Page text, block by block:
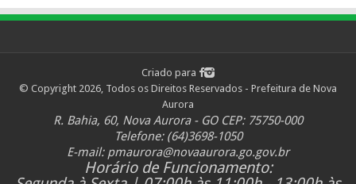
Criado para
© Copyright 2026, Todos os Direitos Reservados - Prefeitura de Nova
Aurora
R. Bahia, 60, Nova Aurora - GO CEP: 75750-000
Telefone: (64)3698-1050
E-mail: pmaurora@novaaurora.go.gov.br
Horário de Funcionamento: